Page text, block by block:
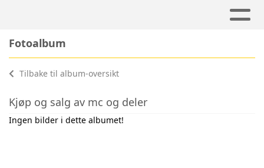
Fotoalbum
Tilbake til album-oversikt
Kjøp og salg av mc og deler
Ingen bilder i dette albumet!